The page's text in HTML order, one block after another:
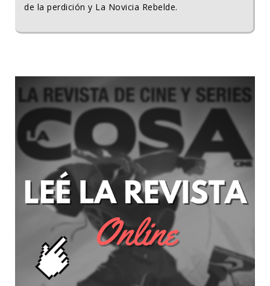
de la perdición y La Novicia Rebelde.